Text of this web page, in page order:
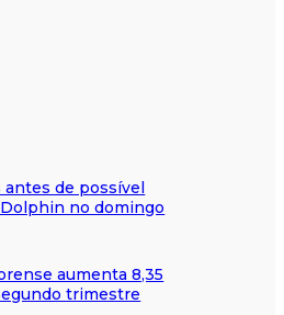
de possível
no domingo
aumenta 8,35
trimestre